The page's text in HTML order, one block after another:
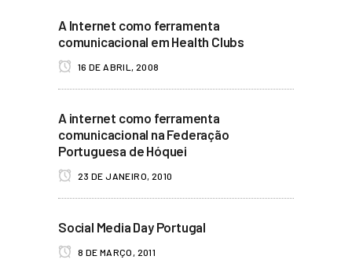
A Internet como ferramenta
comunicacional em Health Clubs
16 DE ABRIL, 2008
A internet como ferramenta
comunicacional na Federação
Portuguesa de Hóquei
23 DE JANEIRO, 2010
Social Media Day Portugal
8 DE MARÇO, 2011